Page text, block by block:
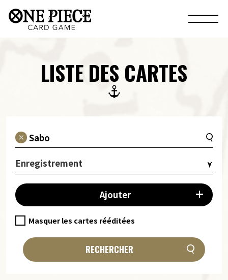
LISTE DES CARTES
Enregistrement
Ajouter
Masquer les cartes rééditées
RECHERCHER